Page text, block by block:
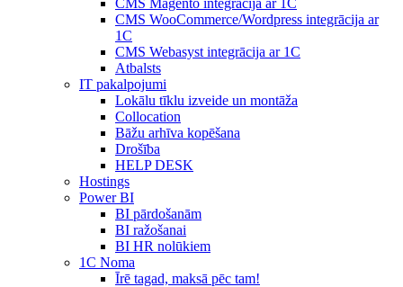
CMS WooCommerce/Wordpress integrācija ar
1C
CMS Webasyst integrācija ar 1C
Atbalsts
IT pakalpojumi
Lokālu tīklu izveide un montāža
Collocation
Bāžu arhīva kopēšana
Drošība
HELP DESK
Hostings
Power BI
BI pārdošanām
BI ražošanai
BI HR nolūkiem
1C Noma
Īrē tagad, maksā pēc tam!